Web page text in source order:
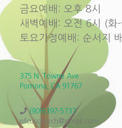
금요예배: 오후 8시
새벽예배: 오전 6시 (
토요가정예배: 순서지
375 N. Towne Ave.
Pomona, CA 91767
(909)397-5737
nfcuschurch@gmail.com